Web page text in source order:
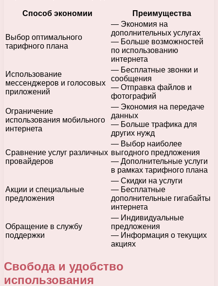
Способ экономии Преимущества
Выбор оптимального
тарифного плана
— Экономия на
дополнительных услугах
— Больше возможностей
по использованию
интернета
Использование
мессенджеров и голосовых
приложений
— Бесплатные звонки и
сообщения
— Отправка файлов и
фотографий
Ограничение
использования мобильного
интернета
— Экономия на передаче
данных
— Больше трафика для
других нужд
Сравнение услуг различных
провайдеров
— Выбор наиболее
выгодного предложения
— Дополнительные услуги
в рамках тарифного плана
Акции и специальные
предложения
— Скидки на услуги
— Бесплатные
дополнительные гигабайты
интернета
Обращение в службу
поддержки
— Индивидуальные
предложения
— Информация о текущих
акциях
Свобода и удобство
использования